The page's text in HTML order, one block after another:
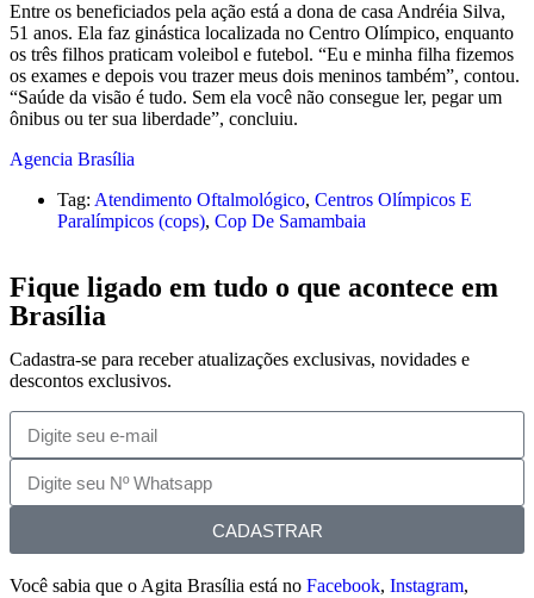
Entre os beneficiados pela ação está a dona de casa Andréia Silva,
51 anos. Ela faz ginástica localizada no Centro Olímpico, enquanto
os três filhos praticam voleibol e futebol. “Eu e minha filha fizemos
os exames e depois vou trazer meus dois meninos também”, contou.
“Saúde da visão é tudo. Sem ela você não consegue ler, pegar um
ônibus ou ter sua liberdade”, concluiu.
Agencia Brasília
Tag: Atendimento Oftalmológico, Centros Olímpicos E
Paralímpicos (cops), Cop De Samambaia
Fique ligado em tudo o que acontece em
Brasília
Cadastra-se para receber atualizações exclusivas, novidades e
descontos exclusivos.
CADASTRAR
Você sabia que o Agita Brasília está no Facebook, Instagram,